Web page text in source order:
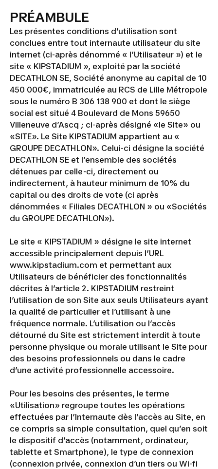
PRÉAMBULE
Les présentes conditions d’utilisation sont
conclues entre tout internaute utilisateur du site
internet (ci-après dénommé « l’Utilisateur ») et le
site « KIPSTADIUM », exploité par la société
DECATHLON SE, Société anonyme au capital de 10
450 000€, immatriculée au RCS de Lille Métropole
sous le numéro B 306 138 900 et dont le siège
social est situé 4 Boulevard de Mons 59650
Villeneuve d’Ascq ; ci-après désigné «le Site» ou
«SITE». Le Site KIPSTADIUM appartient au «
GROUPE DECATHLON». Celui-ci désigne la société
DECATHLON SE et l’ensemble des sociétés
détenues par celle-ci, directement ou
indirectement, à hauteur minimum de 10% du
capital ou des droits de vote (ci après
dénommées « Filiales DECATHLON » ou «Sociétés
du GROUPE DECATHLON»).
Le site « KIPSTADIUM » désigne le site internet
accessible principalement depuis l’URL
www.kipstadium.com et permettant aux
Utilisateurs de bénéficier des fonctionnalités
décrites à l’article 2. KIPSTADIUM restreint
l’utilisation de son Site aux seuls Utilisateurs ayant
la qualité de particulier et l’utilisant à une
fréquence normale. L’utilisation ou l’accès
détourné du Site est strictement interdit à toute
personne physique ou morale utilisant le Site pour
des besoins professionnels ou dans le cadre
d’une activité professionnelle accessoire.
Pour les besoins des présentes, le terme
«Utilisation» regroupe toutes les opérations
effectuées par l’Internaute dès l’accès au Site, en
ce compris sa simple consultation, quel qu’en soit
le dispositif d’accès (notamment, ordinateur,
tablette et Smartphone), le type de connexion
(connexion privée, connexion d’un tiers ou Wi-fi